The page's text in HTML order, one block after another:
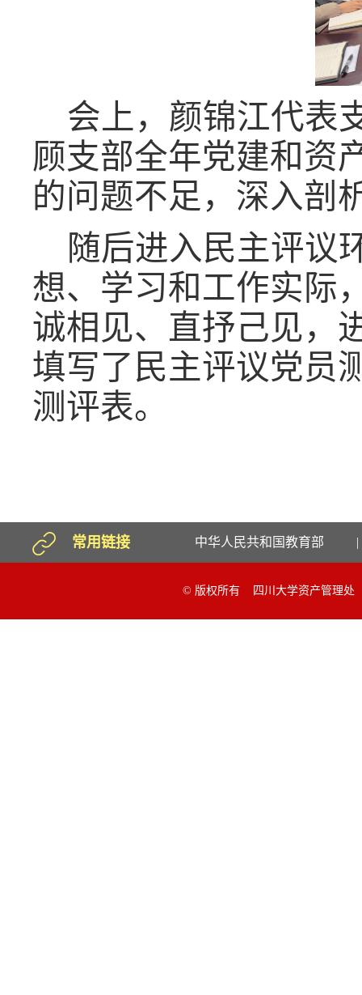
会上，颜锦江代表
顾支部全年党建和资
的问题不足，深入剖
随后进入民主评议
想、学习和工作实际
诚相见、直抒己见，
填写了民主评议党员
测评表。
常用链接 中华人民共和国教育部 |
© 版权所有 四川大学资产管理